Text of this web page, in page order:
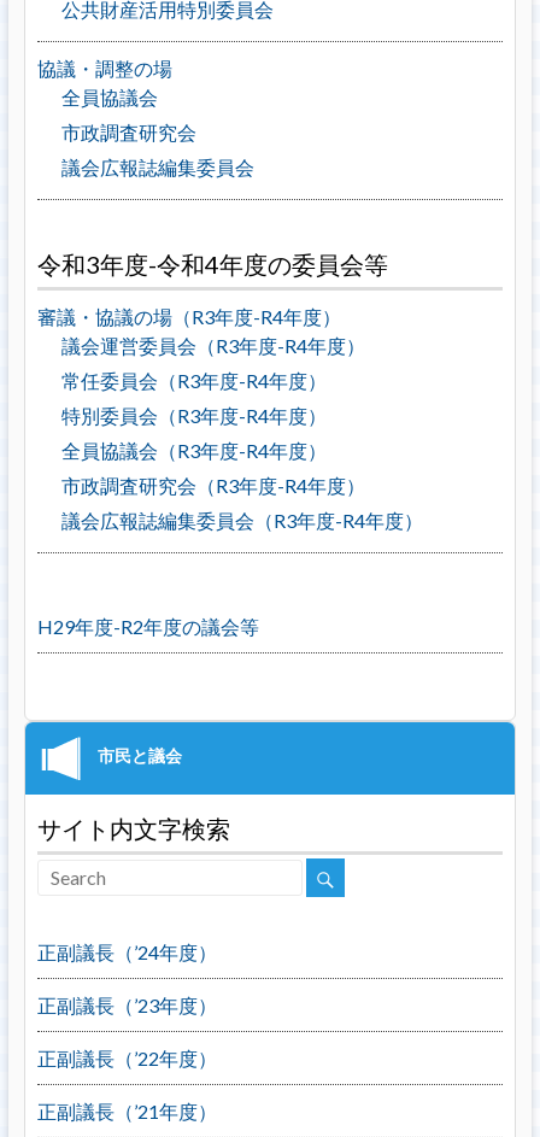
公共財産活用特別委員会
協議・調整の場
全員協議会
市政調査研究会
議会広報誌編集委員会
令和3年度-令和4年度の委員会等
審議・協議の場（R3年度-R4年度）
議会運営委員会（R3年度-R4年度）
常任委員会（R3年度-R4年度）
特別委員会（R3年度-R4年度）
全員協議会（R3年度-R4年度）
市政調査研究会（R3年度-R4年度）
議会広報誌編集委員会（R3年度-R4年度）
H29年度-R2年度の議会等
サイト内文字検索
正副議長（’24年度）
正副議長（’23年度）
正副議長（’22年度）
正副議長（’21年度）